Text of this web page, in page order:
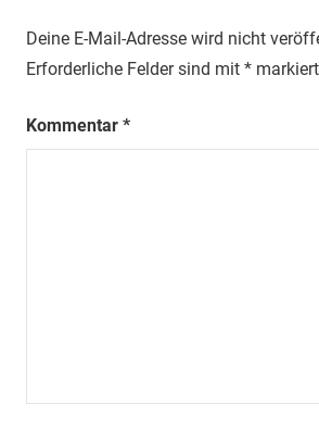
Deine E-Mail-Adresse wird nicht
Erforderliche Felder sind mit * markiert
Kommentar *